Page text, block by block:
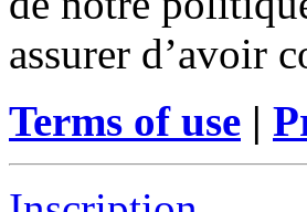
assurer d’avoir
Terms of use |